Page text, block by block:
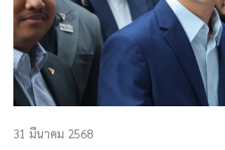
31 มีนาคม 2568